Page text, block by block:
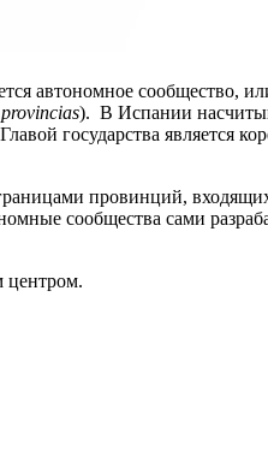
автономное сообщество,
provincias). В Испании
государства является
провинций,
сообщества сами
центром.